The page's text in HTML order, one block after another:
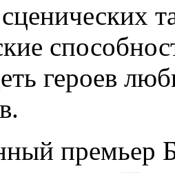
героев
премьер